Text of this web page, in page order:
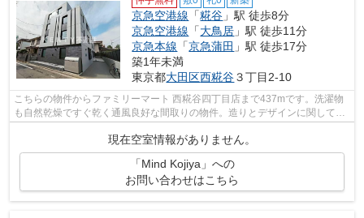
京急空港線 「糀谷 」駅 徒歩8分
京急空港線 「大鳥居 」駅 徒歩11分
京急本線 「京急蒲田 」駅 徒歩17分
築1年未満
東京都大田区西糀谷３丁目2-10
こちらの物件からファミリーマート 西糀谷四丁目店まで437mです。洗濯物
も自然乾燥ですぐ乾く通風良好な間取りの物件。造りとデザインに関して、
現在空室情報がありません。
「Mind Kojiya」への
お問い合わせはこちら